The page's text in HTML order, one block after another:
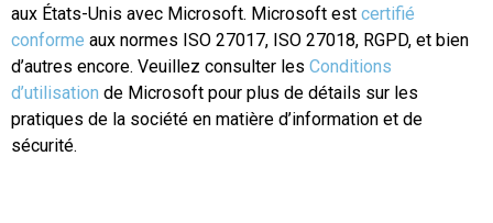
aux États-Unis avec Microsoft. Microsoft est certifié
conforme aux normes ISO 27017, ISO 27018, RGPD, et bien
d’autres encore. Veuillez consulter les Conditions
d’utilisation de Microsoft pour plus de détails sur les
pratiques de la société en matière d’information et de
sécurité.